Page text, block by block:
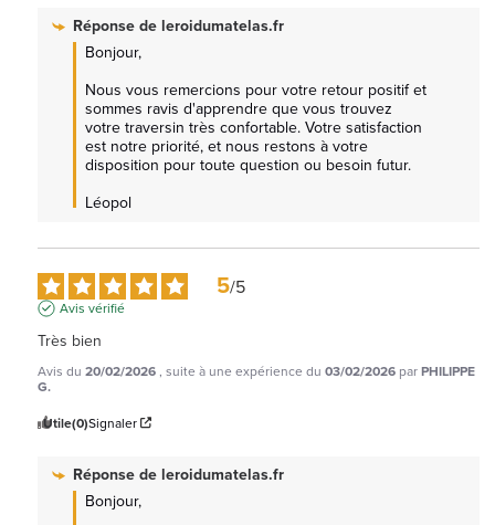
Réponse deleroidumatelas.fr
Bonjour,
Nous vous remercions pour votre retour positif et
sommes ravis d'apprendre que vous trouvez
votre traversin très confortable. Votre satisfaction
est notre priorité, et nous restons à votre
disposition pour toute question ou besoin futur.
Léopol
5/5
Avis vérifié
Très bien
Avis du 20/02/2026, suite à une expérience du 03/02/2026 parPHILIPPE
G.
Utile(0)Signaler
Réponse deleroidumatelas.fr
Bonjour,